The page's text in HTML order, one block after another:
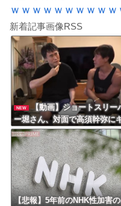
ｗｗｗｗｗｗｗｗｗｗ
新着記事画像RSS
NEW
【動画】ショートスリー
ー堀さん、対面で高須幹弥に
レるｗｗｗｗｗｗｗｗｗ
【悲報】5年前のNHK性加害